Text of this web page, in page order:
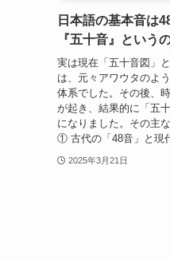
日本語の基本音は
『五十音』という
実は現在「五十音図」
は、元々アワウタのよ
体系でした。その後、
が起き、結果的に「五
になりました。その主
① 古代の「48音」と現
2025年3月21日